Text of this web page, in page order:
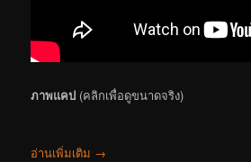
ภาพแคป (คลิกเพื่อดูขนาดจริง)
อ่านเพิ่มเติม →